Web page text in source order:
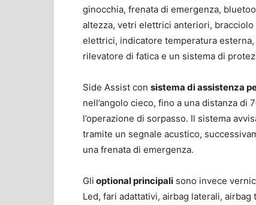
ginocchia, frenata di emergenza,
altezza, vetri elettrici anteriori,
elettrici, indicatore temperatura
rilevatore di fatica e un sistema di
Side Assist con sistema di assistenza
nell’angolo cieco, fino a una distanza
l’operazione di sorpasso. Il sistema
tramite un segnale acustico,
una frenata di emergenza.
Gli optional principali sono invece
Led, fari adattativi, airbag laterali,